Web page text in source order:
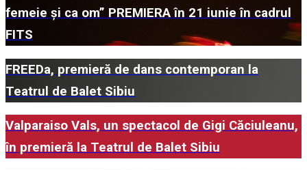
femeie și ca om” PREMIERA în 21 iunie în cadrul
FITS
FREEDa, premieră de dans contemporan la
Teatrul de Balet Sibiu
Valparaiso Vals, un spectacol de Gigi Căciuleanu,
în premieră la Teatrul de Balet Sibiu